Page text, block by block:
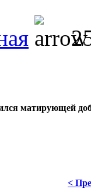
матирующей
<